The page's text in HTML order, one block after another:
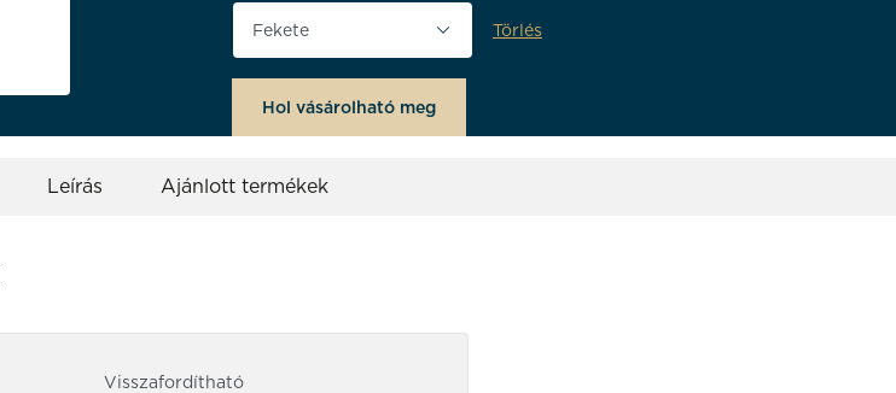
Termék színe Törlés
Hol vásárolható meg
Leírás Ajánlott termékek
Visszafordítható